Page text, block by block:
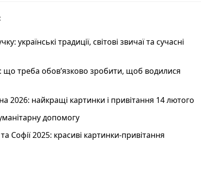
українські традиції, світові звичаї та сучасні
що треба обов’язково зробити, щоб водилися
2026: найкращі картинки і привітання 14 лютого
допомогу
Софії 2025: красиві картинки-привітання